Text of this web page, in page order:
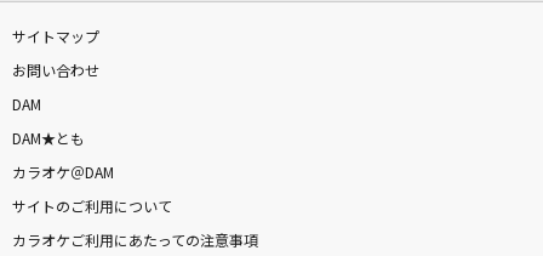
サイトマップ
お問い合わせ
DAM
DAM★とも
カラオケ＠DAM
サイトのご利用について
カラオケご利用にあたっての注意事項